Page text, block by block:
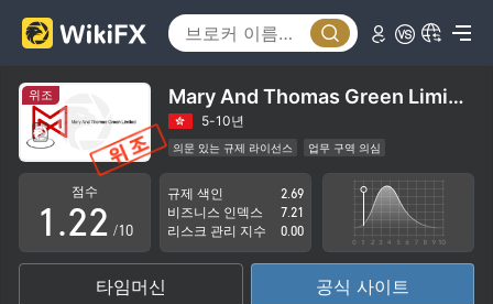
위조 Mary And Thomas Green Limited
5-10년
의문 있는 규제 라이선스
업무 구역 의심
사칭 영국 규제
잠재적 위험성이 높음
점수
0
1
2
.
0
1
2
3
0
1
2
3
/10
규제 색인
2.69
비즈니스 인덱스
7.21
리스크 관리 지수
0.00
타임머신 공식 사이트